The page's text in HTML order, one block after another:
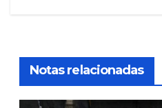
Notas relacionadas